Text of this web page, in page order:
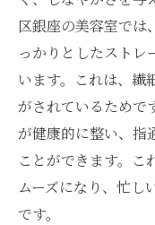
区銀座の美容室では
っかりとしたストレ
います。これは、繊
がされているためで
が健康的に整い、指
ことができます。こ
ムーズになり、忙し
です。